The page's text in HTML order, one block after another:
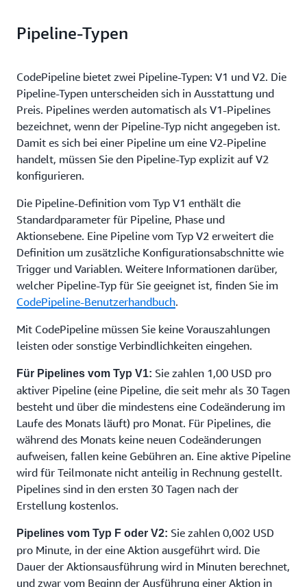
Pipeline-Typen
CodePipeline bietet zwei Pipeline-Typen: V1 und V2. Die
Pipeline-Typen unterscheiden sich in Ausstattung und
Preis. Pipelines werden automatisch als V1-Pipelines
bezeichnet, wenn der Pipeline-Typ nicht angegeben ist.
Damit es sich bei einer Pipeline um eine V2-Pipeline
handelt, müssen Sie den Pipeline-Typ explizit auf V2
konfigurieren.
Die Pipeline-Definition vom Typ V1 enthält die
Standardparameter für Pipeline, Phase und
Aktionsebene. Eine Pipeline vom Typ V2 erweitert die
Definition um zusätzliche Konfigurationsabschnitte wie
Trigger und Variablen. Weitere Informationen darüber,
welcher Pipeline-Typ für Sie geeignet ist, finden Sie im
CodePipeline-Benutzerhandbuch.
Mit CodePipeline müssen Sie keine Vorauszahlungen
leisten oder sonstige Verbindlichkeiten eingehen.
Für Pipelines vom Typ V1: Sie zahlen 1,00 USD pro
aktiver Pipeline (eine Pipeline, die seit mehr als 30 Tagen
besteht und über die mindestens eine Codeänderung im
Laufe des Monats läuft) pro Monat. Für Pipelines, die
während des Monats keine neuen Codeänderungen
aufweisen, fallen keine Gebühren an. Eine aktive Pipeline
wird für Teilmonate nicht anteilig in Rechnung gestellt.
Pipelines sind in den ersten 30 Tagen nach der
Erstellung kostenlos.
Pipelines vom Typ F oder V2: Sie zahlen 0,002 USD
pro Minute, in der eine Aktion ausgeführt wird. Die
Dauer der Aktionsausführung wird in Minuten berechnet,
und zwar vom Beginn der Ausführung einer Aktion in